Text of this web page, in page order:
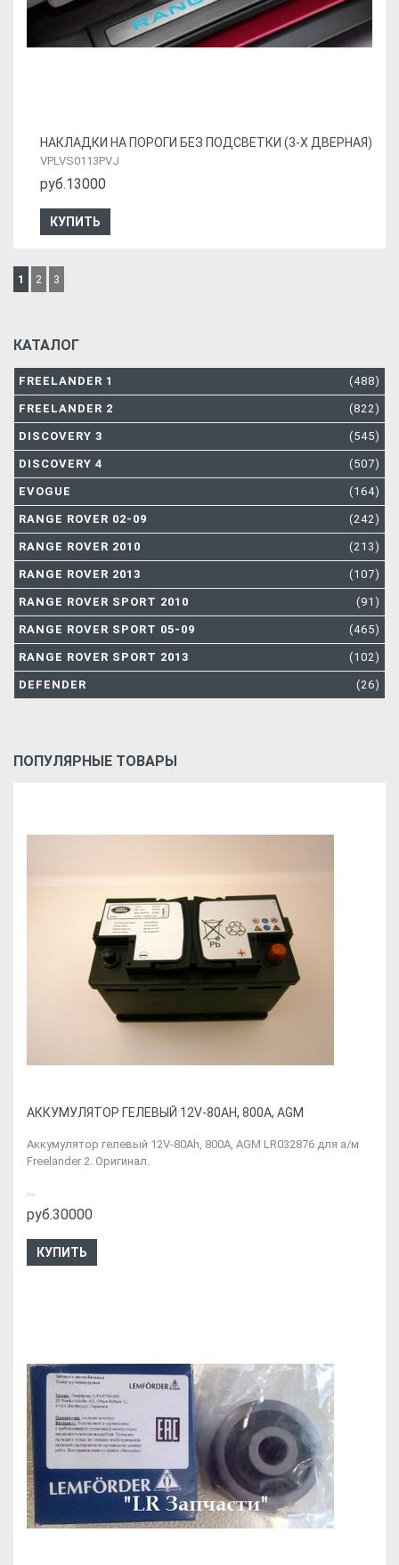
НАКЛАДКИ НА ПОРОГИ БЕЗ ПОДСВЕТКИ (3-Х ДВЕРНАЯ)
VPLVS0113PVJ
руб.13000
КУПИТЬ
1 2 3
КАТАЛОГ
FREELANDER 1 (488)
FREELANDER 2 (822)
DISCOVERY 3 (545)
DISCOVERY 4 (507)
EVOGUE (164)
RANGE ROVER 02-09 (242)
RANGE ROVER 2010 (213)
RANGE ROVER 2013 (107)
RANGE ROVER SPORT 2010 (91)
RANGE ROVER SPORT 05-09 (465)
RANGE ROVER SPORT 2013 (102)
DEFENDER (26)
ПОПУЛЯРНЫЕ ТОВАРЫ
АККУМУЛЯТОР ГЕЛЕВЫЙ 12V-80AH, 800A, AGM
Аккумулятор гелевый 12V-80Ah, 800A, AGM LR032876 для а/м
Freelander 2. Оригинал.
...
руб.30000
КУПИТЬ